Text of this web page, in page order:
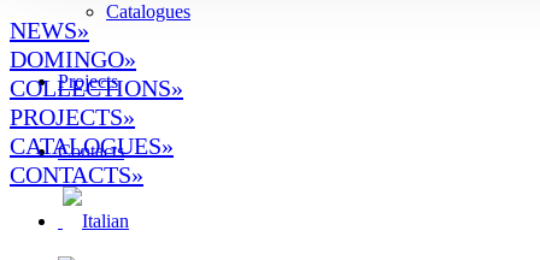
Catalogues
Projects
Contacts
NEWS»
DOMINGO»
COLLECTIONS»
PROJECTS»
CATALOGUES»
CONTACTS»